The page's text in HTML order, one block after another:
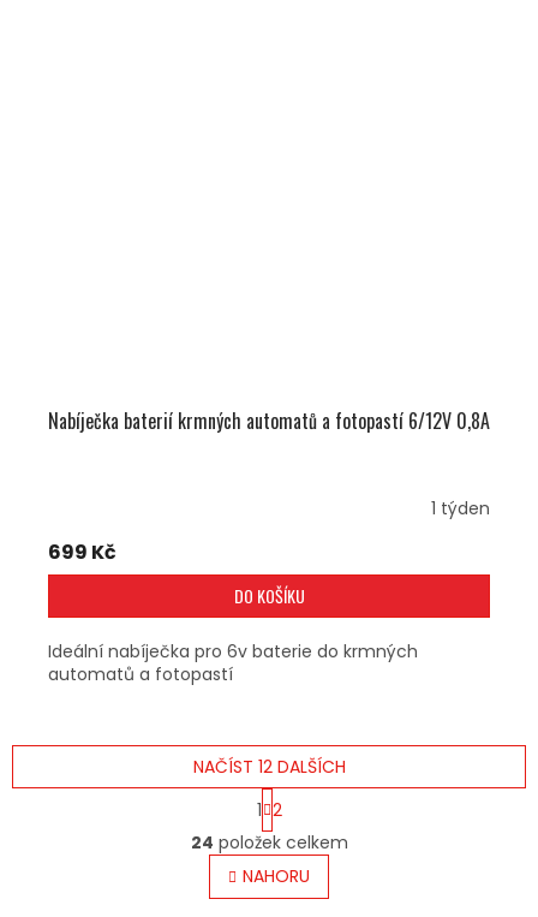
Nabíječka baterií krmných automatů a fotopastí 6/12V 0,8A
1 týden
699 Kč
DO KOŠÍKU
Ideální nabíječka pro 6v baterie do krmných
automatů a fotopastí
O
V
L
Á
NAČÍST 12 DALŠÍCH
S
T
R
Á
N
K
1 2
24 položek celkem
NAHORU